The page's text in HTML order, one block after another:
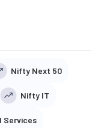
Nifty Next 50
Nifty IT
Services